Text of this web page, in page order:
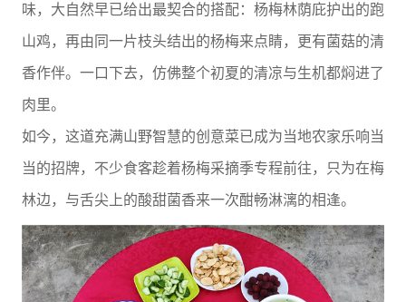
味，大自然早已给出最契合的搭配：杨梅林荫庇护出的跑
山鸡，再由同一片枝头结出的杨梅来点睛，更有菌菇的清
香作伴。一口下去，仿佛整个初夏的清凉与生机都焖进了
肉里。
如今，这道充满山野智慧的创意菜已成为当地农家乐响当
当的招牌，不少食客趁着杨梅采摘季专程前往，只为在梅
林边，与舌尖上的酸甜菌香来一次酣畅淋漓的相逢。